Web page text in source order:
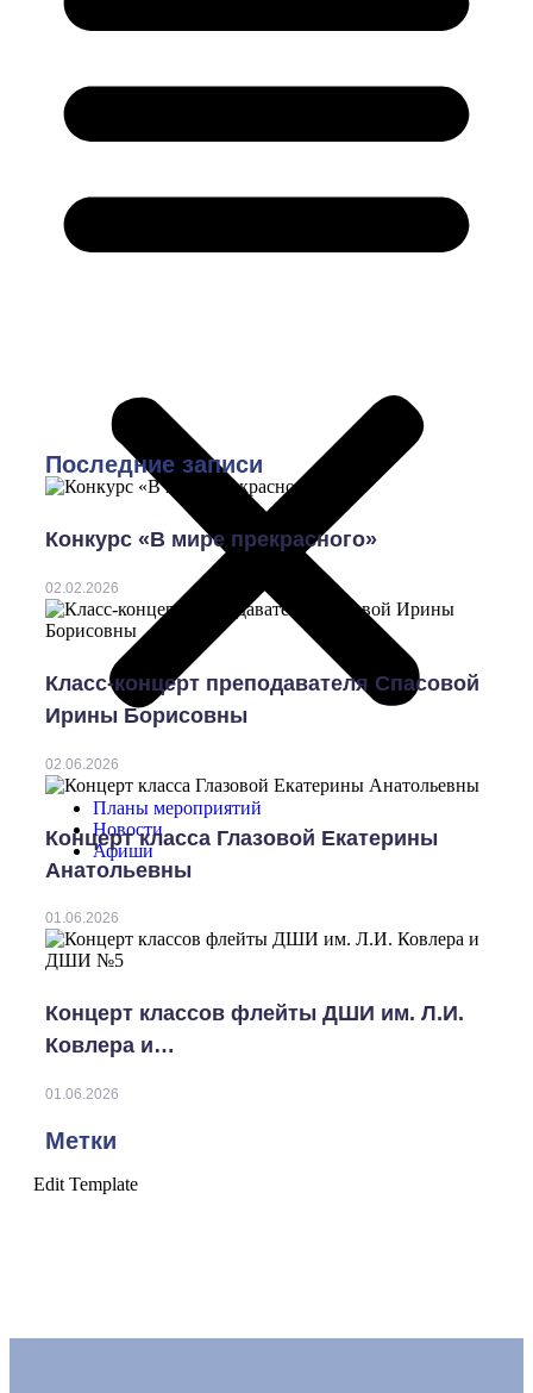
Планы мероприятий
Новости
Афиши
Последние записи
Конкурс «В мире прекрасного»
02.02.2026
Класс-концерт преподавателя Спасовой
Ирины Борисовны
02.06.2026
Концерт класса Глазовой Екатерины
Анатольевны
01.06.2026
Концерт классов флейты ДШИ им. Л.И.
Ковлера и…
01.06.2026
Метки
Edit Template